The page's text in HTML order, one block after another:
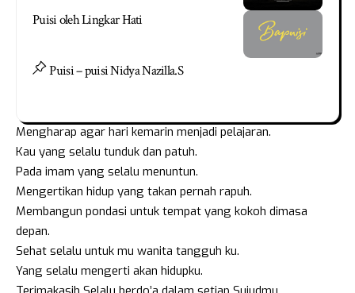
Puisi oleh Lingkar Hati
Puisi – puisi Nidya Nazilla.S
Mengharap agar hari kemarin menjadi pelajaran.
Kau yang selalu tunduk dan patuh.
Pada imam yang selalu menuntun.
Mengertikan hidup yang takan pernah rapuh.
Membangun pondasi untuk tempat yang kokoh dimasa
depan.
Sehat selalu untuk mu wanita tangguh ku.
Yang selalu mengerti akan hidupku.